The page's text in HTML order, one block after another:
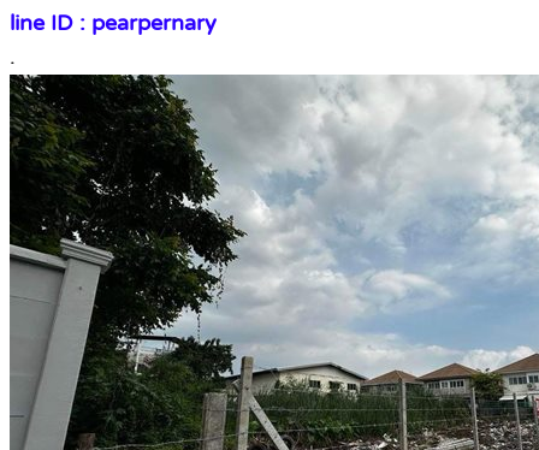
line ID : pearpernary
.